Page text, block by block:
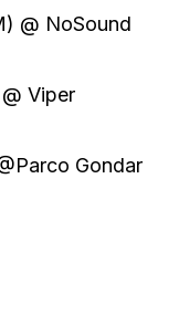
@ NoSound
Viper
Gondar